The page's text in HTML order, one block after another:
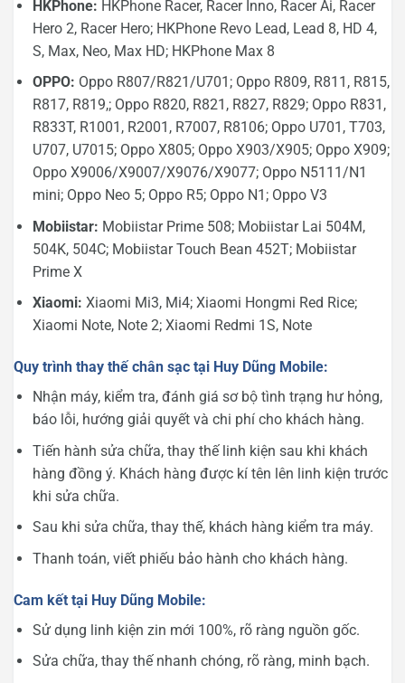
HKPhone: HKPhone Racer, Racer Inno, Racer Ai, Racer
Hero 2, Racer Hero; HKPhone Revo Lead, Lead 8, HD 4,
S, Max, Neo, Max HD; HKPhone Max 8
OPPO: Oppo R807/R821/U701; Oppo R809, R811, R815,
R817, R819,; Oppo R820, R821, R827, R829; Oppo R831,
R833T, R1001, R2001, R7007, R8106; Oppo U701, T703,
U707, U7015; Oppo X805; Oppo X903/X905; Oppo X909;
Oppo X9006/X9007/X9076/X9077; Oppo N5111/N1
mini; Oppo Neo 5; Oppo R5; Oppo N1; Oppo V3
Mobiistar: Mobiistar Prime 508; Mobiistar Lai 504M,
504K, 504C; Mobiistar Touch Bean 452T; Mobiistar
Prime X
Xiaomi: Xiaomi Mi3, Mi4; Xiaomi Hongmi Red Rice;
Xiaomi Note, Note 2; Xiaomi Redmi 1S, Note
Quy trình thay thế chân sạc tại Huy Dũng Mobile:
Nhận máy, kiểm tra, đánh giá sơ bộ tình trạng hư hỏng,
báo lỗi, hướng giải quyết và chi phí cho khách hàng.
Tiến hành sửa chữa, thay thế linh kiện sau khi khách
hàng đồng ý. Khách hàng được kí tên lên linh kiện trước
khi sửa chữa.
Sau khi sửa chữa, thay thế, khách hàng kiểm tra máy.
Thanh toán, viết phiếu bảo hành cho khách hàng.
Cam kết tại Huy Dũng Mobile:
Sử dụng linh kiện zin mới 100%, rõ ràng nguồn gốc.
Sửa chữa, thay thế nhanh chóng, rõ ràng, minh bạch.